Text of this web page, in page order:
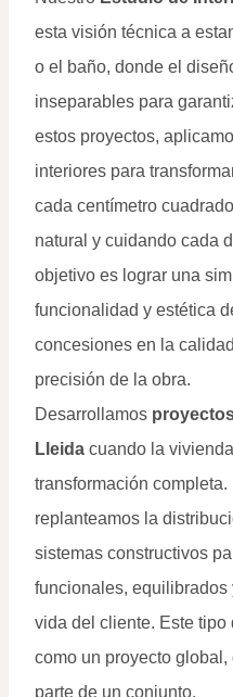
esta visión técnica a
o el baño, donde el
inseparables para
estos proyectos,
interiores para
cada centímetro
natural y cuidando cada
objetivo es lograr una
funcionalidad y estética
concesiones en la
precisión de la obra.
Desarrollamos
Lleida cuando la
transformación completa.
replanteamos la
sistemas constructivos
funcionales,
vida del cliente. Este tipo
como un proyecto
parte de un conjunto.